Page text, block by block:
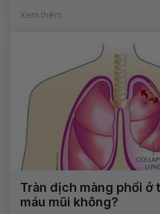
Xem thêm
Tràn dịch màng phổi ở
máu mũi không?